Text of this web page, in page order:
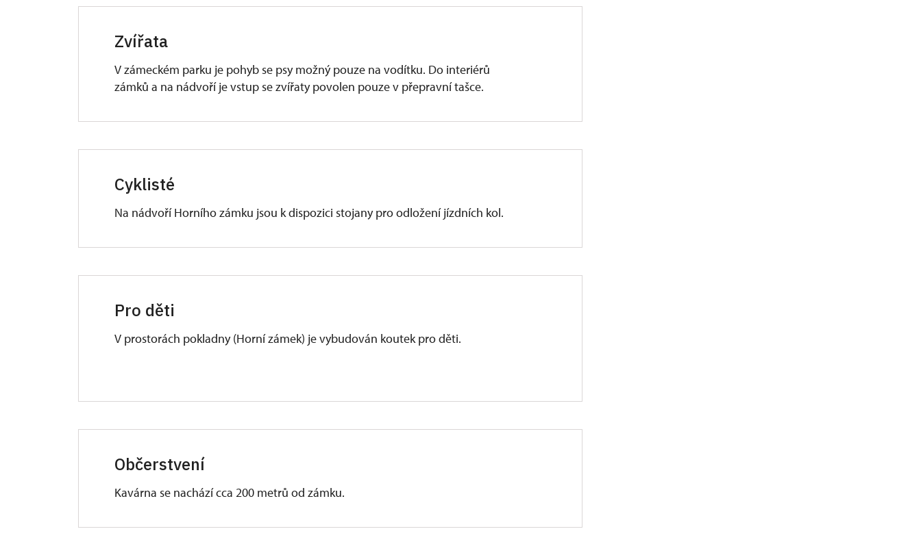
Zvířata
V zámeckém parku je pohyb se psy možný pouze na vodítku. Do interiérů
zámků a na nádvoří je vstup se zvířaty povolen pouze v přepravní tašce.
Cyklisté
Na nádvoří Horního zámku jsou k dispozici stojany pro odložení jízdních kol.
Pro děti
V prostorách pokladny (Horní zámek) je vybudován koutek pro děti.
Občerstvení
Kavárna se nachází cca 200 metrů od zámku.